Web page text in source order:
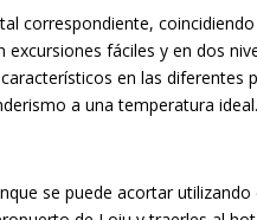
correspondiente,
fáciles y en dos
en las diferentes
a una temperatura ideal.
se puede acortar